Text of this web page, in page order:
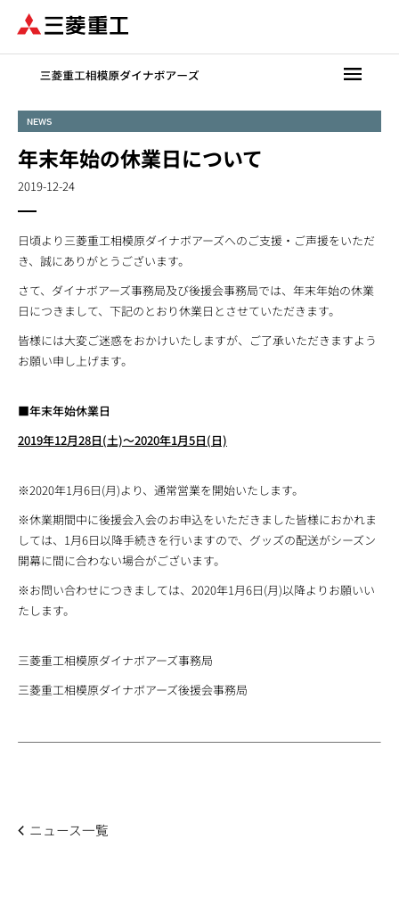
ン
NEWS
年末年始の休業日について
2019-12-24
日頃より三菱重工相模原ダイナボアーズへのご支援・ご声援をいただ
き、誠にありがとうございます。
さて、ダイナボアーズ事務局及び後援会事務局では、年末年始の休業
日につきまして、下記のとおり休業日とさせていただきます。
皆様には大変ご迷惑をおかけいたしますが、ご了承いただきますよう
お願い申し上げます。
■年末年始休業日
2019年12月28日(土)～2020年1月5日(日)
※2020年1月6日(月)より、通常営業を開始いたします。
※休業期間中に後援会入会のお申込をいただきました皆様におかれま
しては、1月6日以降手続きを行いますので、グッズの配送がシーズン
開幕に間に合わない場合がございます。
※お問い合わせにつきましては、2020年1月6日(月)以降よりお願いい
たします。
三菱重工相模原ダイナボアーズ事務局
三菱重工相模原ダイナボアーズ後援会事務局
ニュース一覧